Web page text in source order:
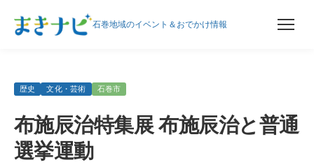
石巻地域のイベント＆おでかけ情報
歴史 文化・芸術 石巻市
布施辰治特集展 布施辰治と普通
選挙運動